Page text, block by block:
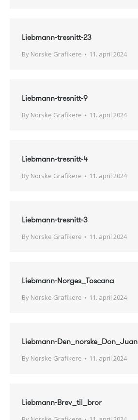
Liebmann-tresnitt-23
By Norske Grafikere 11. april 2024
Liebmann-tresnitt-9
By Norske Grafikere 11. april 2024
Liebmann-tresnitt-4
By Norske Grafikere 11. april 2024
Liebmann-tresnitt-3
By Norske Grafikere 11. april 2024
Liebmann-Norges_Toscana
By Norske Grafikere 11. april 2024
Liebmann-Den_norske_Don_Juan
By Norske Grafikere 11. april 2024
Liebmann-Brev_til_bror